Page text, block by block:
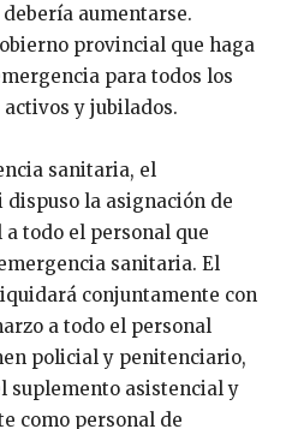
aumentarse.
provincial que haga
para todos los
y jubilados.
sanitaria, el
la asignación de
todo el personal que
sanitaria. El
conjuntamente con
a todo el personal
policial y penitenciario,
suplemento asistencial y
como personal de